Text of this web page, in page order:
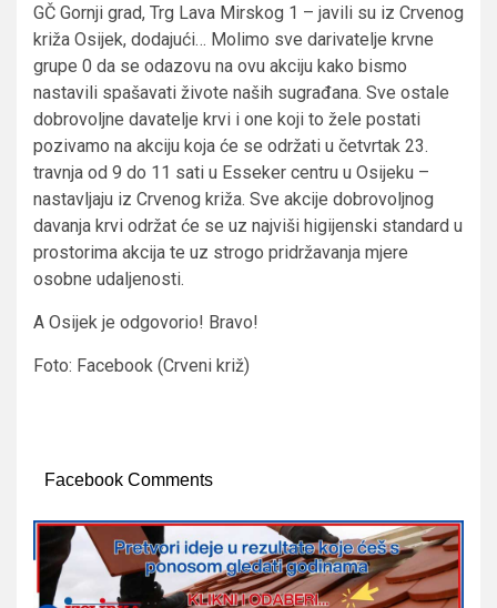
GČ Gornji grad, Trg Lava Mirskog 1 – javili su iz Crvenog
križa Osijek, dodajući… Molimo sve darivatelje krvne
grupe 0 da se odazovu na ovu akciju kako bismo
nastavili spašavati živote naših sugrađana. Sve ostale
dobrovoljne davatelje krvi i one koji to žele postati
pozivamo na akciju koja će se održati u četvrtak 23.
travnja od 9 do 11 sati u Esseker centru u Osijeku –
nastavljaju iz Crvenog križa. Sve akcije dobrovoljnog
davanja krvi održat će se uz najviši higijenski standard u
prostorima akcija te uz strogo pridržavanja mjere
osobne udaljenosti.
A Osijek je odgovorio! Bravo!
Foto: Facebook (Crveni križ)
Facebook Comments